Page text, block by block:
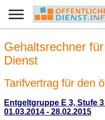
Gehaltsrechner
Dienst
Tarifvertrag für den
Entgeltgruppe E 3, Stufe
01.03.2014 - 28.02.2015